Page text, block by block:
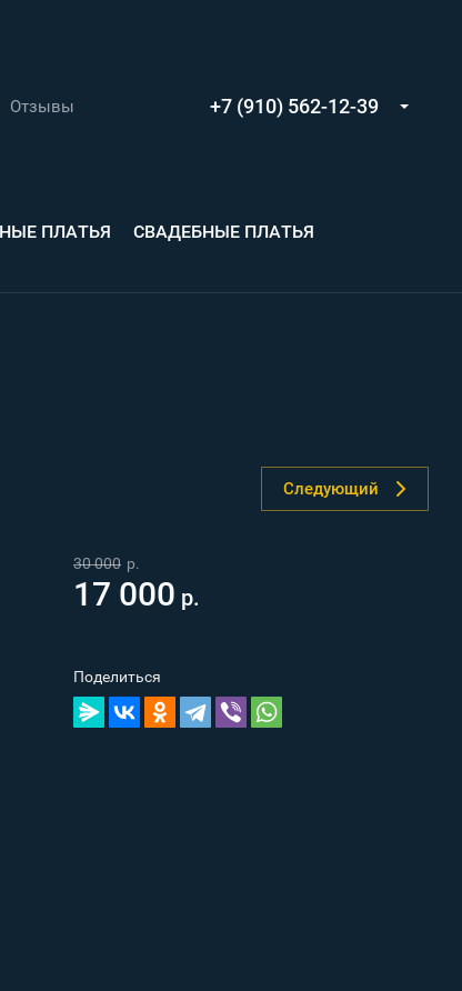
Отзывы +7 (910) 562-12-39
ПЛАТЬЯ
СВАДЕБНЫЕ ПЛАТЬЯ
Следующий
30 000 р.
17 000 р.
Поделиться